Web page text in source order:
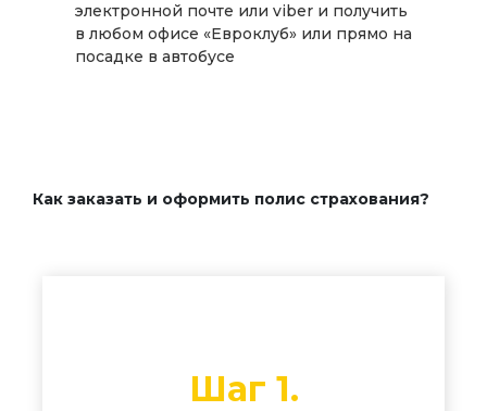
электронной почте или viber и получить
в любом офисе «Евроклуб» или прямо на
посадке в автобусе
Как заказать и оформить полис страхования?
Шаг 1.